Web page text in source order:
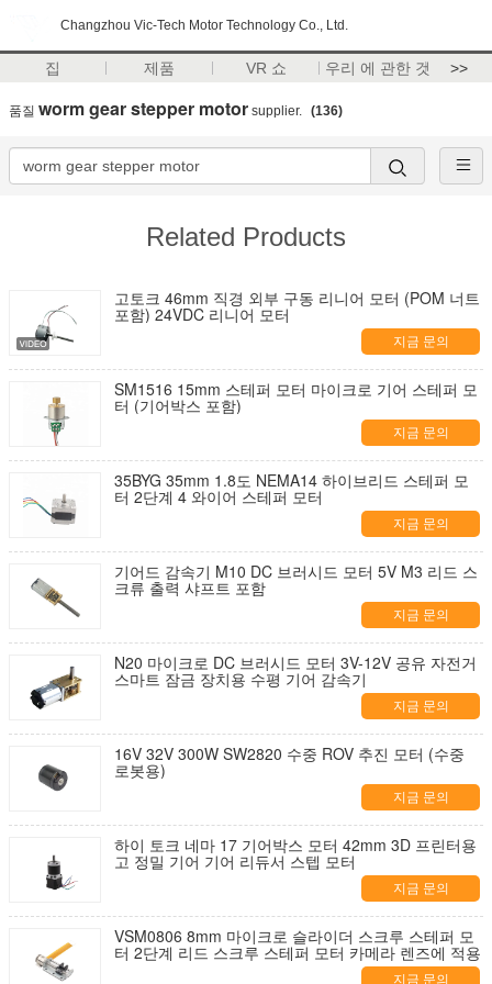
Changzhou Vic-Tech Motor Technology Co., Ltd.
집 제품 VR 쇼 우리 에 관한 것 >>
품질 worm gear stepper motor supplier. (136)
Related Products
고토크 46mm 직경 외부 구동 리니어 모터 (POM 너트
포함) 24VDC 리니어 모터
지금 문의
SM1516 15mm 스테퍼 모터 마이크로 기어 스테퍼 모
터 (기어박스 포함)
지금 문의
35BYG 35mm 1.8도 NEMA14 하이브리드 스테퍼 모
터 2단계 4 와이어 스테퍼 모터
지금 문의
기어드 감속기 M10 DC 브러시드 모터 5V M3 리드 스
크류 출력 샤프트 포함
지금 문의
N20 마이크로 DC 브러시드 모터 3V-12V 공유 자전거
스마트 잠금 장치용 수평 기어 감속기
지금 문의
16V 32V 300W SW2820 수중 ROV 추진 모터 (수중
로봇용)
지금 문의
하이 토크 네마 17 기어박스 모터 42mm 3D 프린터용
고 정밀 기어 기어 리듀서 스텝 모터
지금 문의
VSM0806 8mm 마이크로 슬라이더 스크루 스테퍼 모
터 2단계 리드 스크루 스테퍼 모터 카메라 렌즈에 적용
지금 문의